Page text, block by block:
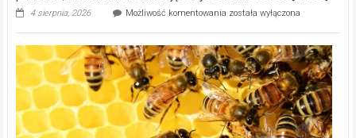
4 sierpnia, 2026 Możliwość komentowania Ekologiczne
Wręczyca
Wielka
z
dofinansowaniem
ponad
15,6
mln
została wyłączona